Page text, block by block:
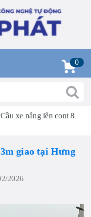
0
Cầu xe nâng lên cont 8
giao tại Hưng
2026